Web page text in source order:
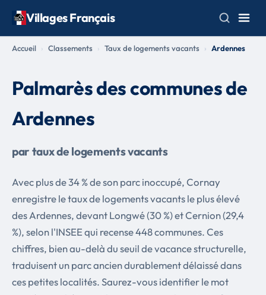
Villages Français
Accueil Classements Taux de logements vacants Ardennes
Palmarès des communes de
Ardennes
par taux de logements vacants
Avec plus de 34 % de son parc inoccupé, Cornay
enregistre le taux de logements vacants le plus élevé
des Ardennes, devant Longwé (30 %) et Cernion (29,4
%), selon l'INSEE qui recense 448 communes. Ces
chiffres, bien au-delà du seuil de vacance structurelle,
traduisent un parc ancien durablement délaissé dans
ces petites localités. Saurez-vous identifier le mot